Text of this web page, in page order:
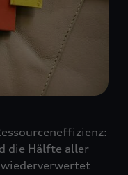
die Hälfte aller